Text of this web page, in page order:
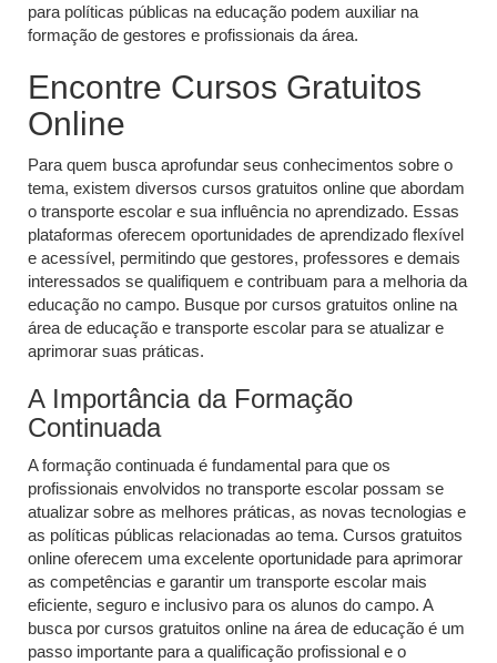
para políticas públicas na educação podem auxiliar na
formação de gestores e profissionais da área.
Encontre Cursos Gratuitos
Online
Para quem busca aprofundar seus conhecimentos sobre o
tema, existem diversos cursos gratuitos online que abordam
o transporte escolar e sua influência no aprendizado. Essas
plataformas oferecem oportunidades de aprendizado flexível
e acessível, permitindo que gestores, professores e demais
interessados se qualifiquem e contribuam para a melhoria da
educação no campo. Busque por cursos gratuitos online na
área de educação e transporte escolar para se atualizar e
aprimorar suas práticas.
A Importância da Formação
Continuada
A formação continuada é fundamental para que os
profissionais envolvidos no transporte escolar possam se
atualizar sobre as melhores práticas, as novas tecnologias e
as políticas públicas relacionadas ao tema. Cursos gratuitos
online oferecem uma excelente oportunidade para aprimorar
as competências e garantir um transporte escolar mais
eficiente, seguro e inclusivo para os alunos do campo. A
busca por cursos gratuitos online na área de educação é um
passo importante para a qualificação profissional e o